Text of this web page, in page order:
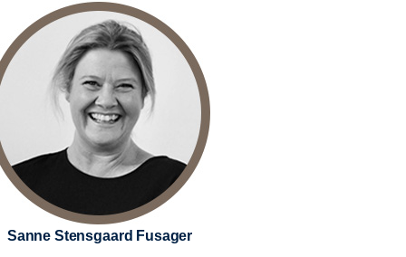
Sanne Stensgaard Fusager